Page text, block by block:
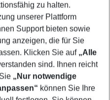
zu halten.
unserer Plattform
Support bieten sowie
anzeigen, die für Sie
Klicken Sie auf „Alle
sind. Ihnen reicht
„Nur notwendige
können Sie Ihre